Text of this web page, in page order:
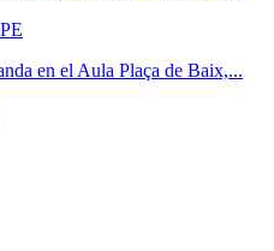
en el Aula Plaça de Baix,...